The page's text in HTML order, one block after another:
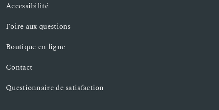
Accessibilité
Foire aux questions
Boutique en ligne
Contact
Questionnaire de satisfaction